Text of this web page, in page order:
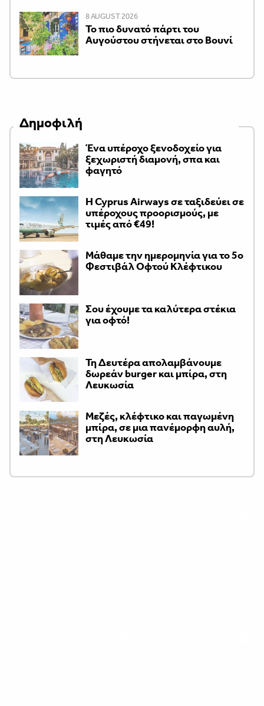
8 AUGUST 2026
Το πιο δυνατό πάρτι του
Αυγούστου στήνεται στο Βουνί
Δημοφιλή
Ένα υπέροχο ξενοδοχείο για
ξεχωριστή διαμονή, σπα και
φαγητό
H Cyprus Airways σε ταξιδεύει σε
υπέροχους προορισμούς, με
τιμές από €49!
Μάθαμε την ημερομηνία για το 5ο
Φεστιβάλ Οφτού Κλέφτικου
Σου έχουμε τα καλύτερα στέκια
για οφτό!
Τη Δευτέρα απολαμβάνουμε
δωρεάν burger και μπίρα, στη
Λευκωσία
Μεζές, κλέφτικο και παγωμένη
μπίρα, σε μια πανέμορφη αυλή,
στη Λευκωσία